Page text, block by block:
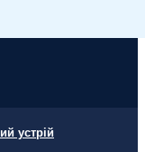
устрій